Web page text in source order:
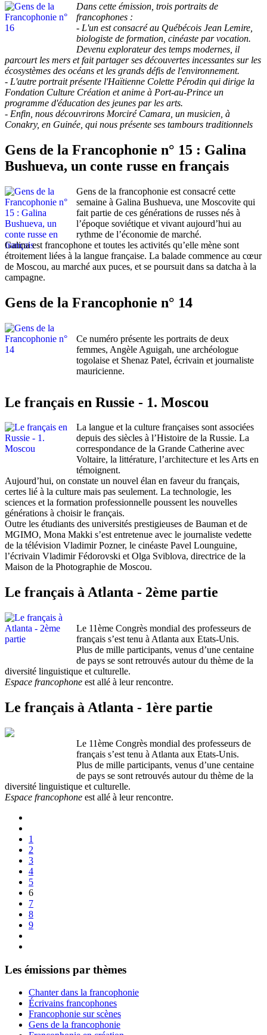
Dans cette émission, trois portraits de
francophones :
- L'un est consacré au Québécois Jean Lemire,
biologiste de formation, cinéaste par vocation.
Devenu explorateur des temps modernes, il
parcourt les mers et fait partager ses découvertes incessantes sur les
écosystèmes des océans et les grands défis de l'environnement.
- L'autre portrait présente l'Haïtienne Colette Pérodin qui dirige la
Fondation Culture Création et anime à Port-au-Prince un
programme d'éducation des jeunes par les arts.
- Enfin, nous découvrirons Morciré Camara, un musicien, à
Conakry, en Guinée, qui nous présente ses tambours traditionnels
Gens de la Francophonie n° 15 : Galina
Bushueva, un conte russe en français
Gens de la francophonie est consacré cette
semaine à Galina Bushueva, une Moscovite qui
fait partie de ces générations de russes nés à
l’époque soviétique et vivant aujourd’hui au
rythme de l’économie de marché.
Galina est francophone et toutes les activités qu’elle mène sont
étroitement liées à la langue française. La balade commence au cœur
de Moscou, au marché aux puces, et se poursuit dans sa datcha à la
campagne.
Gens de la Francophonie n° 14
Ce numéro présente les portraits de deux
femmes, Angèle Aguigah, une archéologue
togolaise et Shenaz Patel, écrivain et journaliste
mauricienne.
Le français en Russie - 1. Moscou
La langue et la culture françaises sont associées
depuis des siècles à l’Histoire de la Russie. La
correspondance de la Grande Catherine avec
Voltaire, la littérature, l’architecture et les Arts en
témoignent.
Aujourd’hui, on constate un nouvel élan en faveur du français,
certes lié à la culture mais pas seulement. La technologie, les
sciences et la formation professionnelle poussent les nouvelles
générations à choisir le français.
Outre les étudiants des universités prestigieuses de Bauman et de
MGIMO, Mona Makki s’est entretenue avec le journaliste vedette
de la télévision Vladimir Pozner, le cinéaste Pavel Lounguine,
l’écrivain Vladimir Fédorovski et Olga Sviblova, directrice de la
Maison de la Photographie de Moscou.
Le français à Atlanta - 2ème partie
Le 11ème Congrès mondial des professeurs de
français s’est tenu à Atlanta aux Etats-Unis.
Plus de mille participants, venus d’une centaine
de pays se sont retrouvés autour du thème de la
diversité linguistique et culturelle.
Espace francophone est allé à leur rencontre.
Le français à Atlanta - 1ère partie
Le 11ème Congrès mondial des professeurs de
français s’est tenu à Atlanta aux Etats-Unis.
Plus de mille participants, venus d’une centaine
de pays se sont retrouvés autour du thème de la
diversité linguistique et culturelle.
Espace francophone est allé à leur rencontre.
1
2
3
4
5
6
7
8
9
Les émissions par thèmes
Chanter dans la francophonie
Écrivains francophones
Francophonie sur scènes
Gens de la francophonie